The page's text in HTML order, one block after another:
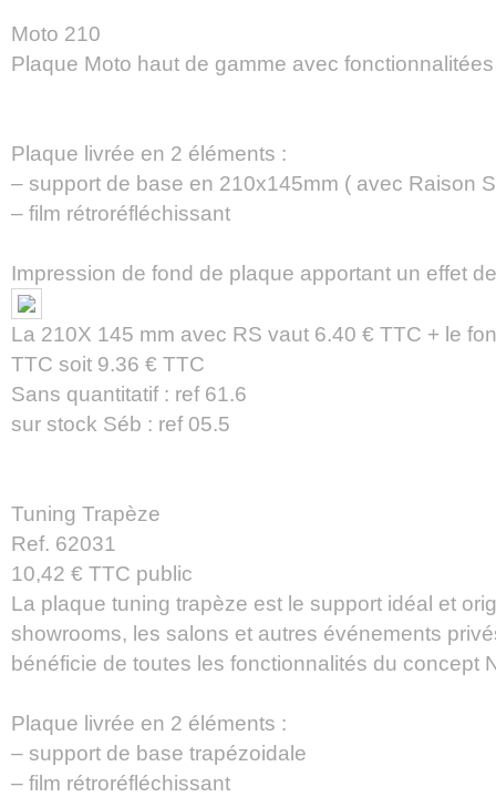
Moto 210
Plaque Moto haut de gamme avec
Plaque livrée en 2 éléments :
– support de base en 210x145mm ( avec Raison
– film rétroréfléchissant
Impression de fond de plaque apportant un effet
La 210X 145 mm avec RS vaut 6.40 € TTC + le
TTC soit 9.36 € TTC
Sans quantitatif : ref 61.6
sur stock Séb : ref 05.5
Tuning Trapèze
Ref. 62031
10,42 € TTC public
La plaque tuning trapèze est le support idéal et
showrooms, les salons et autres événements
bénéficie de toutes les fonctionnalités du concept
Plaque livrée en 2 éléments :
– support de base trapézoidale
– film rétroréfléchissant